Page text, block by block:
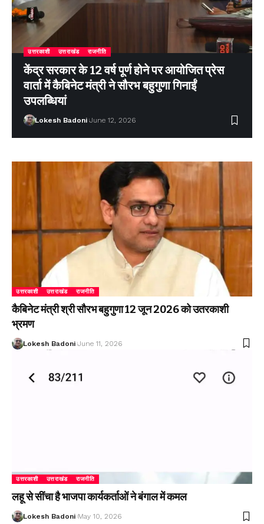
उत्तरकाशी उत्तराखंड राजनीति
केंद्र सरकार के 12 वर्ष पूर्ण होने पर आयोजित प्रेस
वार्ता में कैबिनेट मंत्री ने सौरभ बहुगुणा गिनाईं
उपलब्धियां
Lokesh Badoni June 12, 2026
उत्तरकाशी उत्तराखंड राजनीति
कैबिनेट मंत्री श्री सौरभ बहुगुणा 12 जून 2026 को उतरकाशी
भ्रमण
Lokesh Badoni June 11, 2026
उत्तरकाशी उत्तराखंड राजनीति
लहू से सींचा है भाजपा कार्यकर्ताओं ने बंगाल में कमल
Lokesh Badoni May 10, 2026